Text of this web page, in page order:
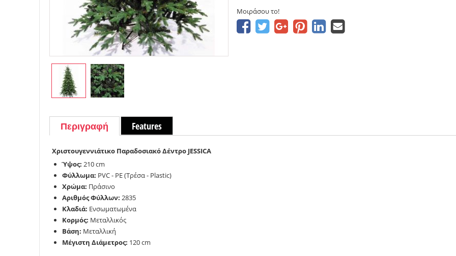
Μοιράσου το!
Περιγραφή Features
Χριστουγεννιάτικο Παραδοσιακό Δέντρο JESSICA
Ύψος: 210 cm
Φύλλωμα: PVC - PE (Τρέσα - Plastic)
Χρώμα: Πράσινο
Αριθμός Φύλλων: 2835
Κλαδιά: Ενσωματωμένα
Κορμός: Μεταλλικός
Βάση: Μεταλλική
Μέγιστη Διάμετρος: 120 cm